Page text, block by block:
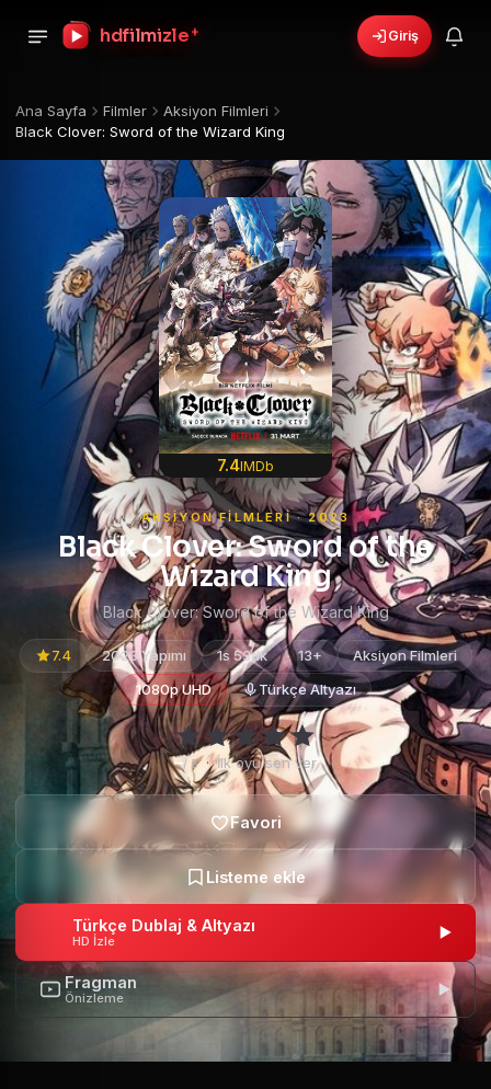
hdfilmizle + Giriş
Ana Sayfa Filmler
Aksiyon Filmleri
Black Clover: Sword of the Wizard King
7.4IMDb
AKSIYON FILMLERI · 2023
Black Clover: Sword of the
Wizard King
Black Clover: Sword of the Wizard King
7.4 2023 Yapımı 1s 53dk 13+
Aksiyon Filmleri
1080p UHD
Türkçe Altyazı
–/ 5 · İlk oyu sen ver
Türkçe Dublaj & Altyazı
HD İzle
Fragman
Önizleme